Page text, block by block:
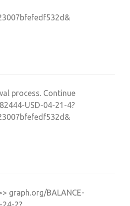
process. Continue
USD-04-21-4?
graph.org/BALANCE-